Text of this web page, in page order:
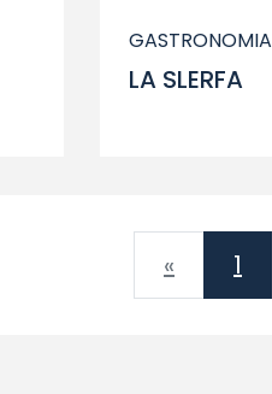
GASTRONOMIA
LA SLERFA
« Previous
1